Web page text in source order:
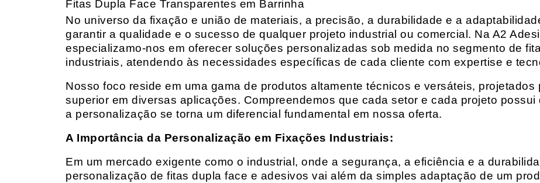
Fitas Dupla Face Transparentes em Barrinha
No universo da fixação e união de materiais, a precisão, a durabilidade e a
garantir a qualidade e o sucesso de qualquer projeto industrial ou comercial. Na A2
especializamo-nos em oferecer soluções personalizadas sob medida no segmento de
industriais, atendendo às necessidades específicas de cada cliente com expertise e
Nosso foco reside em uma gama de produtos altamente técnicos e versáteis, projetados
superior em diversas aplicações. Compreendemos que cada setor e cada projeto
a personalização se torna um diferencial fundamental em nossa oferta.
A Importância da Personalização em Fixações Industriais:
Em um mercado exigente como o industrial, onde a segurança, a eficiência e a
personalização de fitas dupla face e adesivos vai além da simples adaptação de um